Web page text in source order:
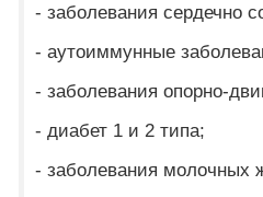
- заболевания сердечно
- аутоиммунные
- заболевания опорно-
- диабет 1 и 2 типа;
- заболевания молочных